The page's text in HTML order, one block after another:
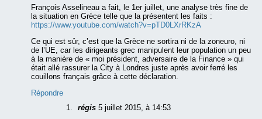
François Asselineau a fait, le 1er juillet, une analyse très fine de
la situation en Grèce telle que la présentent les faits :
https://www.youtube.com/watch?v=pTD0LXrRKzA
Ce qui est sûr, c’est que la Grèce ne sortira ni de la zoneuro, ni
de l’UE, car les dirigeants grec manipulent leur population un peu
à la manière de « moi président, adversaire de la Finance » qui
était allé rassurer la City à Londres juste après avoir ferré les
couillons français grâce à cette déclaration.
Répondre
régis 5 juillet 2015, à 14:53